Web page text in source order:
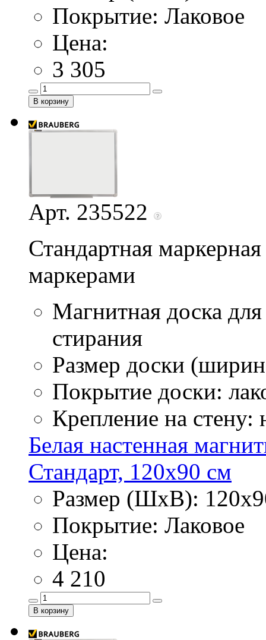
Покрытие: Лаковое
Цена:
3 305
Арт. 235522
Стандартная
маркерами
Магнитная доска
стирания
Размер доски
Покрытие доски:
Крепление на стену:
Белая настенная
Стандарт, 120х90 см
Размер (ШхВ):
Покрытие: Лаковое
Цена:
4 210